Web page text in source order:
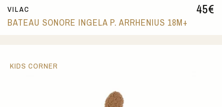
45€
VILAC
BATEAU SONORE INGELA P. ARRHENIUS 18M+
KIDS CORNER